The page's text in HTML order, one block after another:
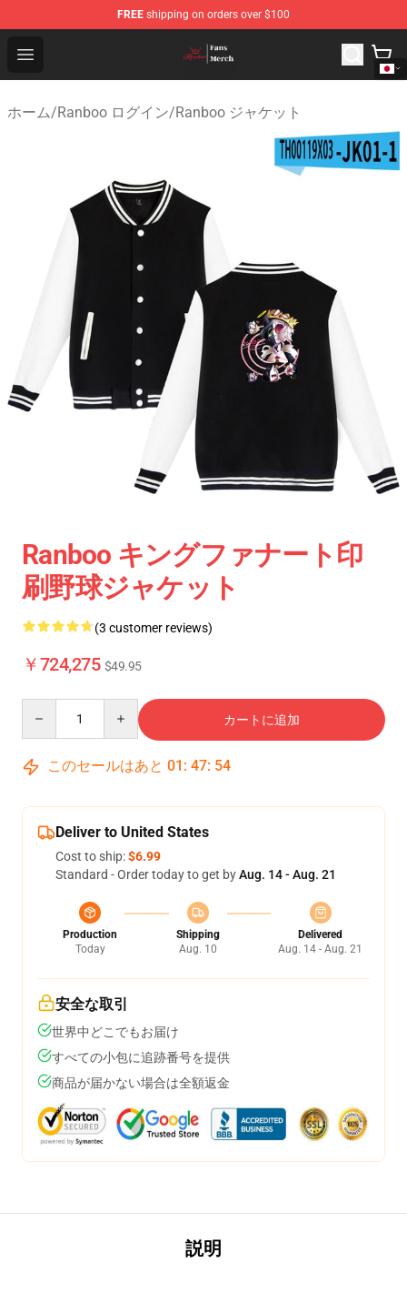
FREE shipping on orders over $100
Open menu
Ranboo Shop - Official Ranboo Merchandise Store
ホーム/Ranboo ログイン/Ranboo ジャケット
Ranboo キングファナート印
刷野球ジャケット
(3 customer reviews)
￥724,275 $49.95
カートに追加
このセールはあと 01 : 47: 54
Deliver to United States
Cost to ship:$6.99
Standard - Order today to get byAug. 14 - Aug. 21
Production
Today
Shipping
Aug. 10
Delivered
Aug. 14 - Aug. 21
安全な取引
世界中どこでもお届け
すべての小包に追跡番号を提供
商品が届かない場合は全額返金
説明